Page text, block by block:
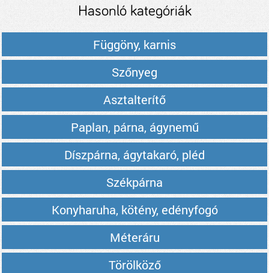
Hasonló kategóriák
Függöny, karnis
Szőnyeg
Asztalterítő
Paplan, párna, ágynemű
Díszpárna, ágytakaró, pléd
Székpárna
Konyharuha, kötény, edényfogó
Méteráru
Törölköző